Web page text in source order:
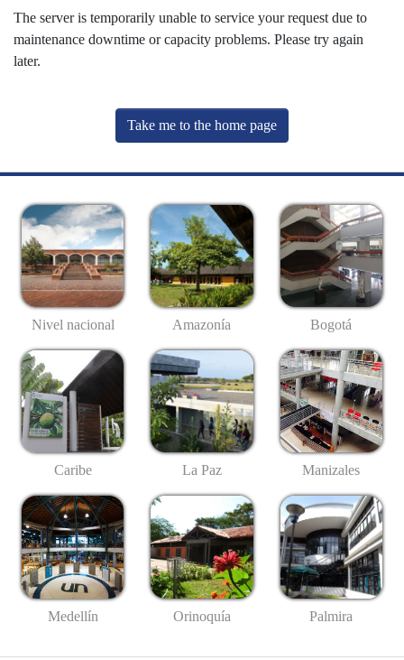
The server is temporarily unable to service your request due to
maintenance downtime or capacity problems. Please try again
later.
Take me to the home page
Nivel nacional Amazonía Bogotá
Caribe La Paz Manizales
Medellín Orinoquía Palmira